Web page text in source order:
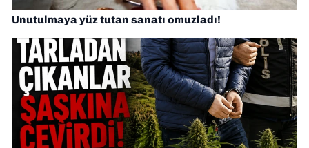
Unutulmaya yüz tutan sanatı omuzladı!